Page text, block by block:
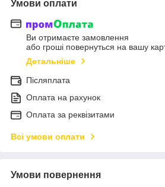
Умови оплати
Ви отримаєте замовлення
або гроші повернуться на вашу
Детальніше
Післяплата
Оплата на рахунок
Оплата за реквізитами
Всі умови оплати
Умови повернення